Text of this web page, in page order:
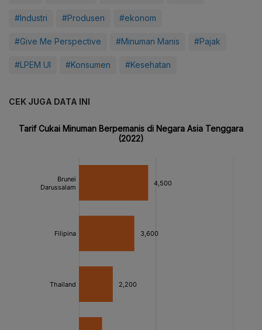
#Industri #Produsen #ekonom
#Give Me Perspective #Minuman Manis #Pajak
#LPEM UI #Konsumen #Kesehatan
CEK JUGA DATA INI